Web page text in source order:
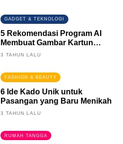
GADGET & TEKNOLOGI
5 Rekomendasi Program AI
Membuat Gambar Kartun
Keren
3 TAHUN LALU
FASHION & BEAUTY
6 Ide Kado Unik untuk
Pasangan yang Baru Menikah
3 TAHUN LALU
RUMAH TANGGA